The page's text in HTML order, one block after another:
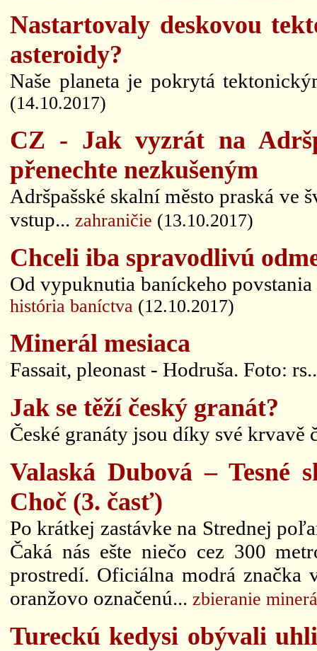
Nastartovaly deskovou
asteroidy?
Naše planeta je pokrytá
(14.10.2017)
CZ - Jak vyzrát na
přenechte nezkušeným
Adršpašské skalní město praská ve
vstup... zahraničie (13.10.2017)
Chceli iba spravodlivú
Od vypuknutia baníckeho
história baníctva (12.10.2017)
Minerál mesiaca
Fassait, pleonast - Hodruša. Foto:
Jak se těží český granát?
České granáty jsou díky své krvavě
Valaská Dubová –
Choč (3. časť)
Po krátkej zastávke na Strednej
Čaká nás ešte niečo cez 300
prostredí. Oficiálna modrá značka
oranžovo označenú... zbieranie
Tureckú kedysi obývali